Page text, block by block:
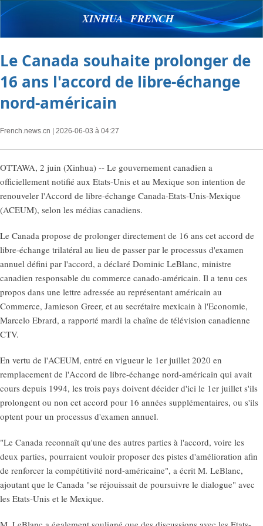
XINHUA FRENCH
Le Canada souhaite prolonger de
16 ans l'accord de libre-échange
nord-américain
French.news.cn | 2026-06-03 à 04:27
OTTAWA, 2 juin (Xinhua) -- Le gouvernement canadien a
officiellement notifié aux Etats-Unis et au Mexique son intention de
renouveler l'Accord de libre-échange Canada-Etats-Unis-Mexique
(ACEUM), selon les médias canadiens.
Le Canada propose de prolonger directement de 16 ans cet accord de
libre-échange trilatéral au lieu de passer par le processus d'examen
annuel défini par l'accord, a déclaré Dominic LeBlanc, ministre
canadien responsable du commerce canado-américain. Il a tenu ces
propos dans une lettre adressée au représentant américain au
Commerce, Jamieson Greer, et au secrétaire mexicain à l'Economie,
Marcelo Ebrard, a rapporté mardi la chaîne de télévision canadienne
CTV.
En vertu de l'ACEUM, entré en vigueur le 1er juillet 2020 en
remplacement de l'Accord de libre-échange nord-américain qui avait
cours depuis 1994, les trois pays doivent décider d'ici le 1er juillet s'ils
prolongent ou non cet accord pour 16 années supplémentaires, ou s'ils
optent pour un processus d'examen annuel.
"Le Canada reconnaît qu'une des autres parties à l'accord, voire les
deux parties, pourraient vouloir proposer des pistes d'amélioration afin
de renforcer la compétitivité nord-américaine", a écrit M. LeBlanc,
ajoutant que le Canada "se réjouissait de poursuivre le dialogue" avec
les Etats-Unis et le Mexique.